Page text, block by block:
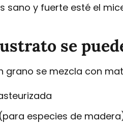
sano y fuerte esté el
se
grano se mezcla con
especies de